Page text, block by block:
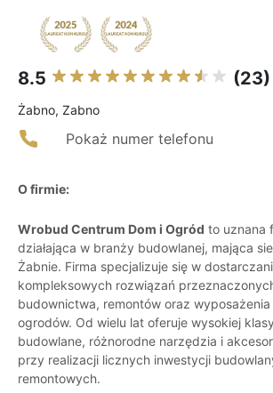
8.5 (23)
Żabno, Zabno
Pokaż numer telefonu
O firmie:
Wrobud Centrum Dom i Ogród to uznana
działająca w branży budowlanej, mająca
Żabnie. Firma specjalizuje się w
kompleksowych rozwiązań
budownictwa, remontów oraz
ogrodów. Od wielu lat oferuje wysokiej
budowlane, różnorodne narzędzia i
przy realizacji licznych inwestycji
remontowych.